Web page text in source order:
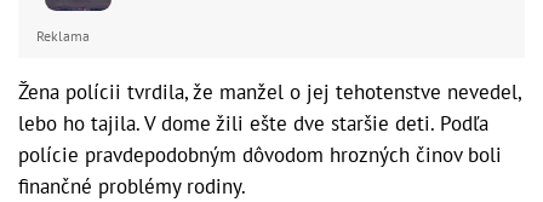
Reklama
Žena polícii tvrdila, že manžel o jej tehotenstve nevedel,
lebo ho tajila. V dome žili ešte dve staršie deti. Podľa
polície pravdepodobným dôvodom hrozných činov boli
finančné problémy rodiny.